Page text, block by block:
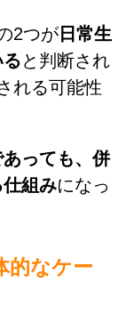
2つが 日常生
と判断され
れる可能性
っても、併
組みになっ
的なケー